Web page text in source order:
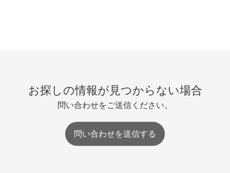
お探しの情報が見つからない場合
問い合わせをご送信ください。
問い合わせを送信する